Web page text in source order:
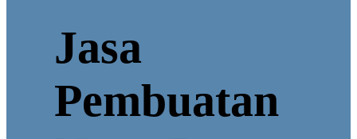
Jasa
Pembuatan